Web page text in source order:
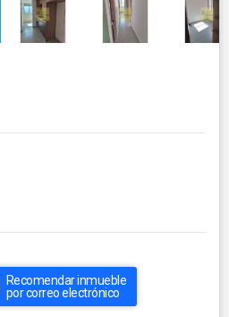
Recomendar inmueble
por correo electrónico